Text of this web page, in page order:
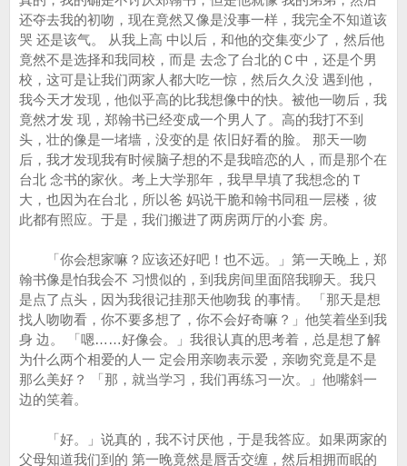
还夺去我的初吻，现在竟然又像是没事一样，我完全不知道该
哭 还是该气。 从我上高 中以后，和他的交集变少了，然后他
竟然不是选择和我同校，而是 去念了台北的Ｃ中，还是个男
校，这可是让我们两家人都大吃一惊，然后久久没 遇到他，
我今天才发现，他似乎高的比我想像中的快。被他一吻后，我
竟然才发 现，郑翰书已经变成一个男人了。高的我打不到
头，壮的像是一堵墙，没变的是 依旧好看的脸。 那天一吻
后，我才发现我有时候脑子想的不是我暗恋的人，而是那个在
台北 念书的家伙。考上大学那年，我早早填了我想念的Ｔ
大，也因为在台北，所以爸 妈说干脆和翰书同租一层楼，彼
此都有照应。于是，我们搬进了两房两厅的小套 房。
「你会想家嘛？应该还好吧！也不远。」第一天晚上，郑
翰书像是怕我会不 习惯似的，到我房间里面陪我聊天。我只
是点了点头，因为我很记挂那天他吻我 的事情。 「那天是想
找人吻吻看，你不要多想了，你不会好奇嘛？」他笑着坐到我
身 边。 「嗯……好像会。」我很认真的思考着，总是想了解
为什么两个相爱的人一 定会用亲吻表示爱，亲吻究竟是不是
那么美好？ 「那，就当学习，我们再练习一次。」他嘴斜一
边的笑着。
「好。」说真的，我不讨厌他，于是我答应。如果两家的
父母知道我们到的 第一晚竟然是唇舌交缠，然后相拥而眠的